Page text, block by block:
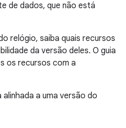
de dados, que não está
relógio, saiba quais recursos
da versão deles. O guia
os recursos com a
a uma versão do